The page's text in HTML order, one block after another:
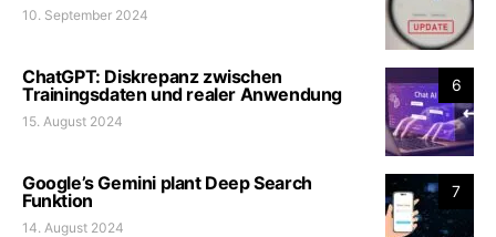
10. September 2024
6
ChatGPT: Diskrepanz zwischen
Trainingsdaten und realer Anwendung
15. August 2024
7
Google’s Gemini plant Deep Search
Funktion
14. August 2024